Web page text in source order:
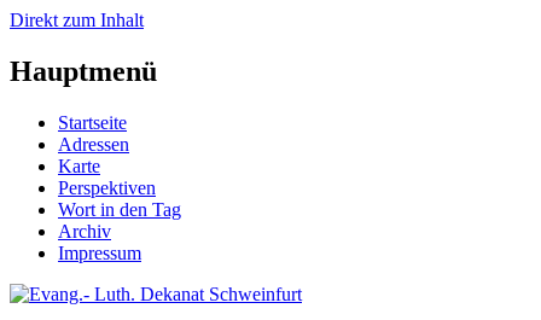
Direkt zum Inhalt
Hauptmenü
Startseite
Adressen
Karte
Perspektiven
Wort in den Tag
Archiv
Impressum